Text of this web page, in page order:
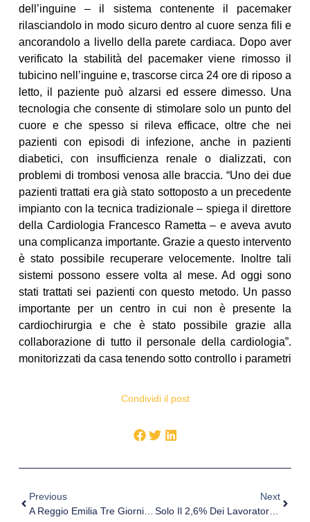
dell’inguine – il sistema contenente il pacemaker
rilasciandolo in modo sicuro dentro al cuore senza fili e
ancorandolo a livello della parete cardiaca. Dopo aver
verificato la stabilità del pacemaker viene rimosso il
tubicino nell’inguine e, trascorse circa 24 ore di riposo a
letto, il paziente può alzarsi ed essere dimesso. Una
tecnologia che consente di stimolare solo un punto del
cuore e che spesso si rileva efficace, oltre che nei
pazienti con episodi di infezione, anche in pazienti
diabetici, con insufficienza renale o dializzati, con
problemi di trombosi venosa alle braccia. “Uno dei due
pazienti trattati era già stato sottoposto a un precedente
impianto con la tecnica tradizionale – spiega il direttore
della Cardiologia Francesco Rametta – e aveva avuto
una complicanza importante. Grazie a questo intervento
è stato possibile recuperare velocemente. Inoltre tali
sistemi possono essere volta al mese. Ad oggi sono
stati trattati sei pazienti con questo metodo. Un passo
importante per un centro in cui non è presente la
cardiochirurgia e che è stato possibile grazie alla
collaborazione di tutto il personale della cardiologia”.
monitorizzati da casa tenendo sotto controllo i parametri
Condividi il post
Previous
A Reggio Emilia Tre Giorni Di Studio E Confronto Organizzati Dalla Struttura Di Fisica Medica
Next
Solo Il 2,6% Dei Lavoratori Ha Contratto Interinale